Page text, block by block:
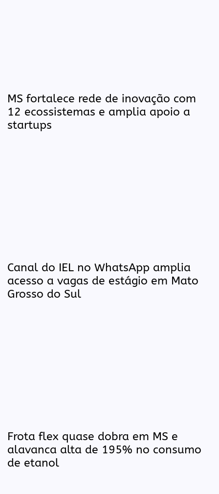
MS fortalece rede de inovação com
12 ecossistemas e amplia apoio a
startups
Canal do IEL no WhatsApp amplia
acesso a vagas de estágio em Mato
Grosso do Sul
Frota flex quase dobra em MS e
alavanca alta de 195% no consumo
de etanol